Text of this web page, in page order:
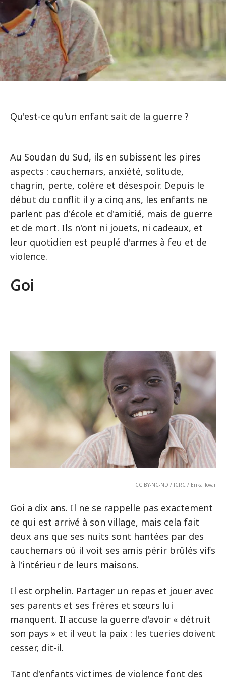
Qu'est-ce qu'un enfant sait de la guerre ?
Au Soudan du Sud, ils en subissent les pires
aspects : cauchemars, anxiété, solitude,
chagrin, perte, colère et désespoir. Depuis le
début du conflit il y a cinq ans, les enfants ne
parlent pas d'école et d'amitié, mais de guerre
et de mort. Ils n'ont ni jouets, ni cadeaux, et
leur quotidien est peuplé d'armes à feu et de
violence.
Goi
CC BY-NC-ND / ICRC / Erika Tovar
Goi a dix ans. Il ne se rappelle pas exactement
ce qui est arrivé à son village, mais cela fait
deux ans que ses nuits sont hantées par des
cauchemars où il voit ses amis périr brûlés vifs
à l'intérieur de leurs maisons.
Il est orphelin. Partager un repas et jouer avec
ses parents et ses frères et sœurs lui
manquent. Il accuse la guerre d'avoir « détruit
son pays » et il veut la paix : les tueries doivent
cesser, dit-il.
Tant d'enfants victimes de violence font des